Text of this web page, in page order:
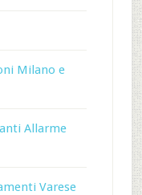
Milano e
Allarme
Varese